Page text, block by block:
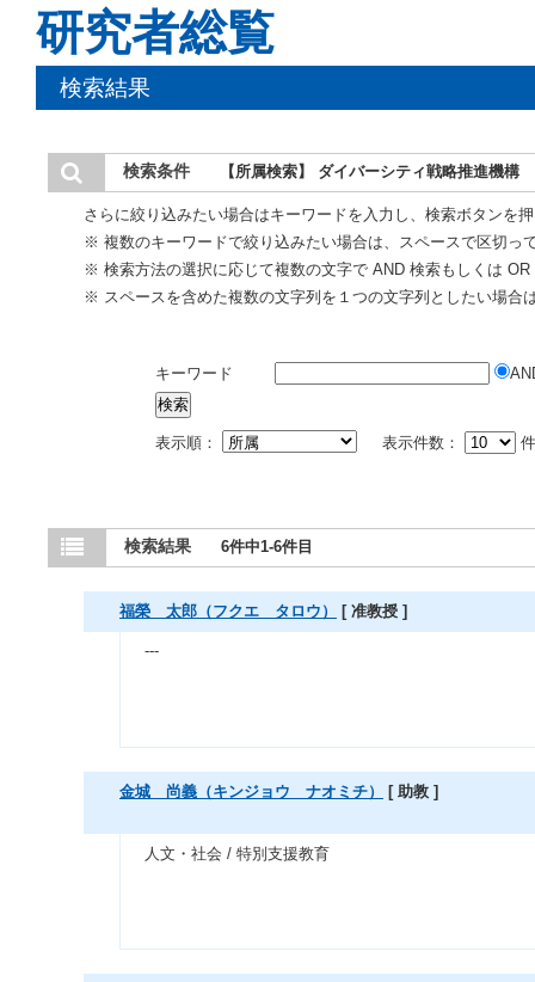
研究者総覧
検索結果
検索条件 【所属検索】 ダイバーシティ戦略推進機構
さらに絞り込みたい場合はキーワードを入力し、検索ボタンを
※ 複数のキーワードで絞り込みたい場合は、スペースで区切っ
※ 検索方法の選択に応じて複数の文字で AND 検索もしくは
※ スペースを含めた複数の文字列を１つの文字列としたい場合
キーワード
表示順： 表示件数：
検索結果 6件中1-6件目
福榮 太郎（フクエ タロウ） [ 准教授 ]
---
金城 尚義（キンジョウ ナオミチ） [ 助教 ]
人文・社会 / 特別支援教育